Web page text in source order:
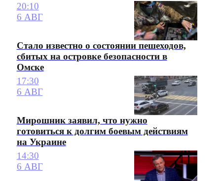
20:10
6 АВГ
Стало известно о состоянии пешеходов,
сбитых на островке безопасности в
Омске
17:30
6 АВГ
Мирошник заявил, что нужно
готовиться к долгим боевым действиям
на Украине
14:30
6 АВГ